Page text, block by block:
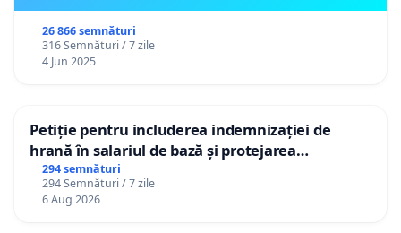
26 866 semnături
316 Semnături / 7 zile
4 Jun 2025
Petiție pentru includerea indemnizației de
hrană în salariul de bază și protejarea
gradațiilor de vechime pentru asistenții
personali
294 semnături
294 Semnături / 7 zile
6 Aug 2026